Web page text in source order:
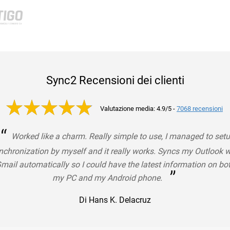
Sync2 Recensioni dei clienti
Valutazione media: 4.9/5 - 7068 recensioni
“
Worked like a charm. Really simple to use, I managed to
by myself and it really works. Syncs my Outlook
automatically so I could have the latest information on
my PC and my Android phone.
”
Di Hans K. Delacruz